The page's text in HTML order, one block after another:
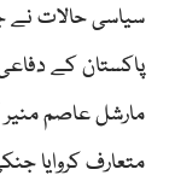
سیاسی حالات نے
پاکستان کے دفاعی
مارشل عاصم منیر
متعارف کروایا